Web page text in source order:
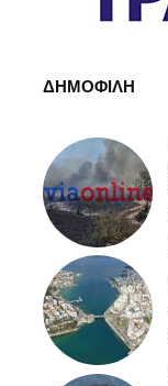
ΔΗΜΟΦΙΛΗ